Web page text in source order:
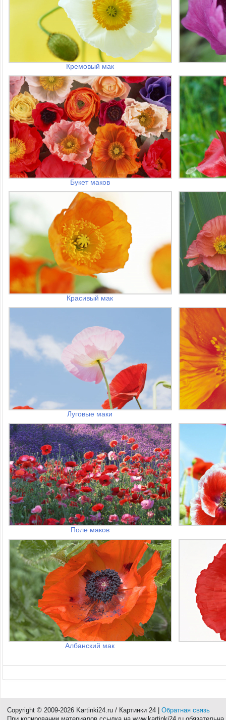
Кремовый мак
Букет маков
Красивый мак
Луговые маки
Поле маков
Албанский мак
Copyright © 2009-2026 Kartinki24.ru / Картинки 24 | Обратная связь